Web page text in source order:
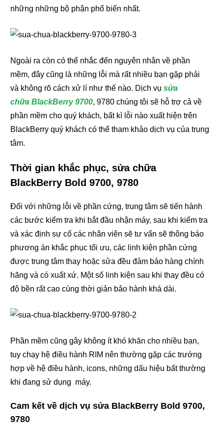
những những bộ phận phổ biến nhất.
Ngoài ra còn có thể nhắc đến nguyên nhân về phần
mềm, đây cũng là những lỗi mà rất nhiều bạn gặp phải
và không rõ cách xử lí như thế nào. Dịch vụsửa
chữa BlackBerry 9700, 9780 chúng tôi sẽ hỗ trợ cả về
phần mềm cho quý khách, bất kì lỗi nào xuất hiện trên
BlackBerry quý khách có thể tham khảo dịch vụ của trung
tâm.
Thời gian khắc phục, sửa chữa
BlackBerry Bold 9700, 9780
Đối với những lỗi về phần cứng, trung tâm sẽ tiến hành
các bước kiểm tra khi bắt đầu nhận máy, sau khi kiểm tra
và xác định sự cố các nhân viên sẽ tư vấn sẽ thông báo
phương án khắc phục tối ưu, các linh kiện phần cứng
được trung tâm thay hoặc sửa đều đảm bảo hàng chính
hãng và có xuất xứ. Một số linh kiện sau khi thay đều có
độ bền rất cao cùng thời giản bảo hành khá dài.
Phần mềm cũng gây không ít khó khăn cho nhiều bạn,
tuy chạy hệ điều hành RIM nên thường gặp các trướng
hợp về hệ điều hành, icons, những dấu hiệu bất thường
khi đang sử dụng máy.
Cam kết về dịch vụ sửa BlackBerry Bold 9700,
9780